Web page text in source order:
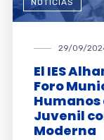
NOTICIAS
29/09/
El IES
Foro
Juvenil
Moderna